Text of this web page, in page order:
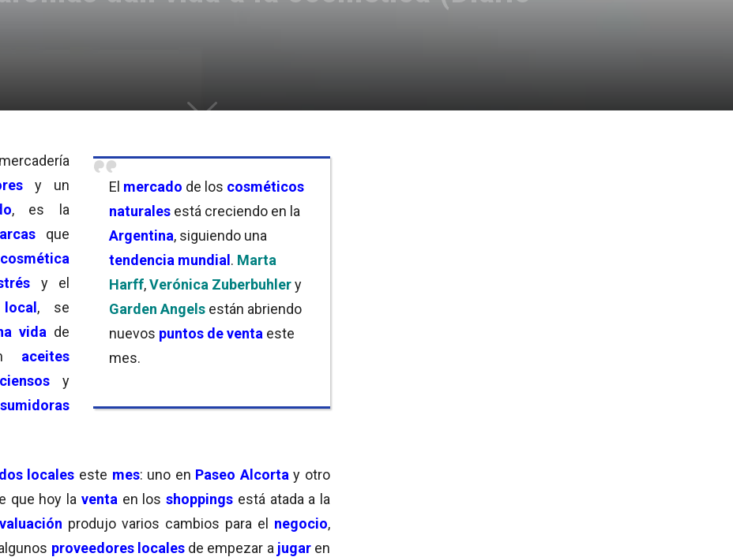
El mercado de los cosméticos
naturales está creciendo en la
Argentina, siguiendo una
tendencia mundial. Marta
Harff,Verónica Zuberbuhlery
Garden Angels están abriendo
nuevos puntos de venta este
mes.
y un
, es la
que
cosmética
y el
, se
vida de
aceites
y
dos locales este mes: uno en Paseo Alcorta y otro
que hoy la venta en losshoppings está atada a la
produjo varios cambios para el negocio,
proveedores localesde empezar a jugar en